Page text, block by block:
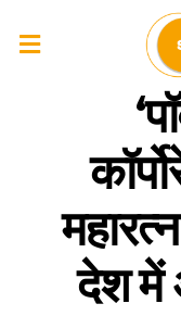
देश में